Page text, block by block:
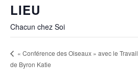
LIEU
Chacun chez Soi
« Conférence des Oiseaux » avec le Travail
de Byron Katie